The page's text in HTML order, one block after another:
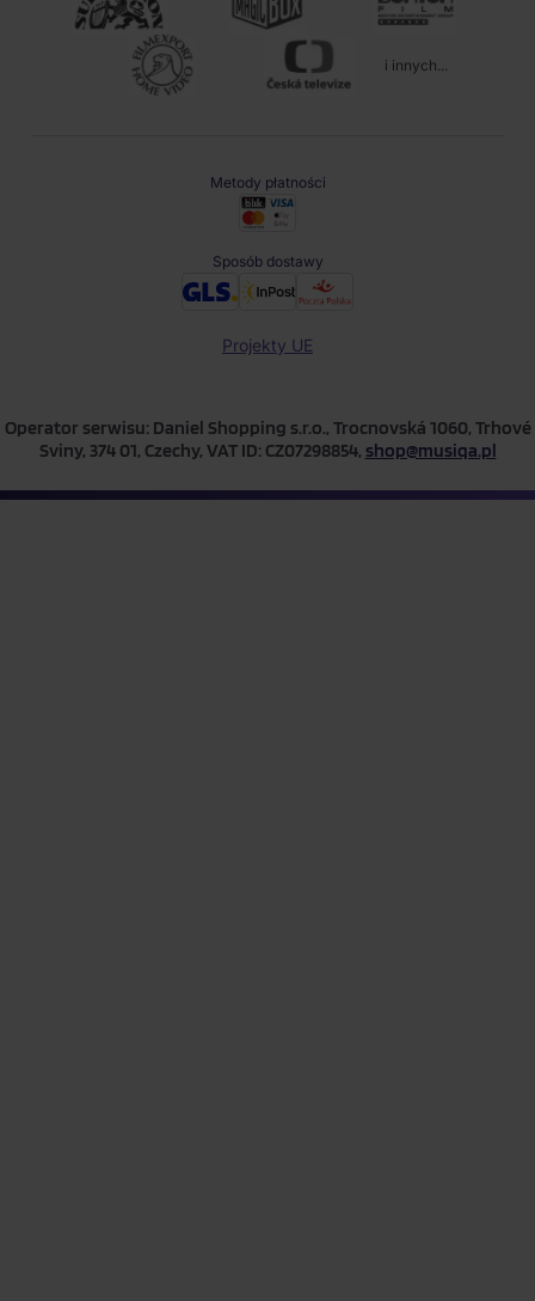
i innych...
Metody płatności
Sposób dostawy
Projekty UE
Operator serwisu: Daniel Shopping s.r.o., Trocnovská 1060, Trhové
Sviny, 374 01, Czechy, VAT ID: CZ07298854, shop@musiqa.pl